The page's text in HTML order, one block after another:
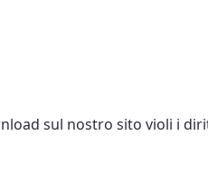
sul nostro sito violi i